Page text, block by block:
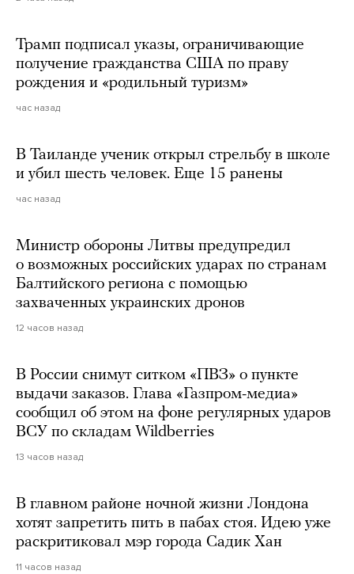
Трамп подписал указы, ограничивающие
получение гражданства США по праву
рождения и «родильный туризм»
час назад
В Таиланде ученик открыл стрельбу в школе
и убил шесть человек. Еще 15 ранены
час назад
Министр обороны Литвы предупредил
о возможных российских ударах по странам
Балтийского региона с помощью
захваченных украинских дронов
12 часов назад
В России снимут ситком «ПВЗ» о пункте
выдачи заказов. Глава «Газпром-медиа»
сообщил об этом на фоне регулярных ударов
ВСУ по складам Wildberries
13 часов назад
В главном районе ночной жизни Лондона
хотят запретить пить в пабах стоя. Идею уже
раскритиковал мэр города Садик Хан
11 часов назад